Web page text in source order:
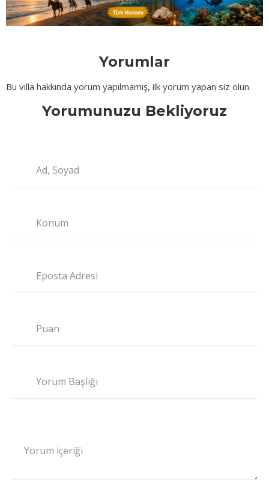
Yorumlar
Bu villa hakkında yorum yapılmamış, ilk yorum yapan siz olun.
Yorumunuzu Bekliyoruz
Ad, Soyad
Konum
Eposta Adresi
Puan
Yorum Başlığı
Yorum İçeriği